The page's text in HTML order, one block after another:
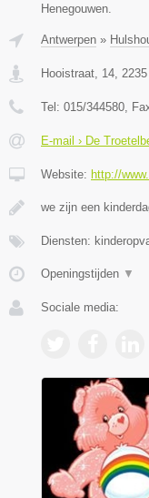
Henegouwen.
Antwerpen »
Hooistraat, 14 2235
Tel: 015/344580 ,
E-mail › De
Website: http://
we zijn een
Diensten:
Openingstijden ▼
Sociale media: